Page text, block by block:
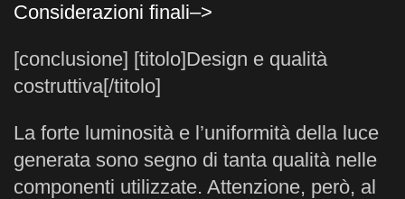
Considerazioni finali–>
[conclusione] [titolo]Design e qualità
costruttiva[/titolo]
La forte luminosità e l’uniformità della luce
generata sono segno di tanta qualità nelle
componenti utilizzate. Attenzione, però, al